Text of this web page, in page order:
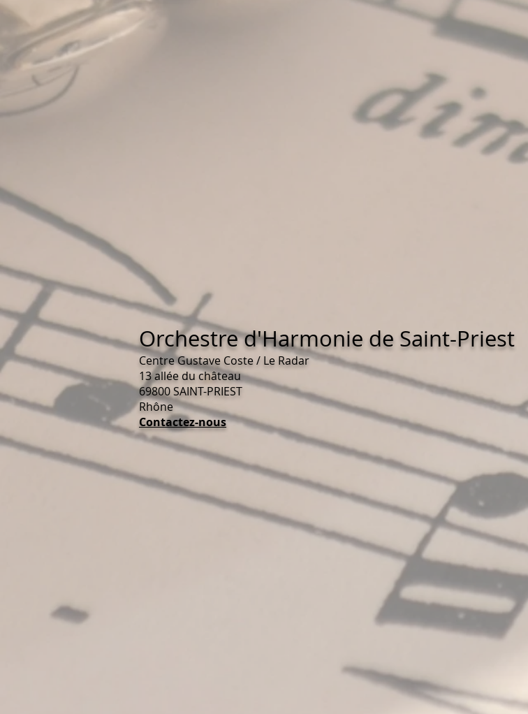
Orchestre d'Harmonie de Saint-Priest
Centre Gustave Coste / Le Radar
13 allée du château
69800 SAINT-PRIEST
Rhône
Contactez-nous